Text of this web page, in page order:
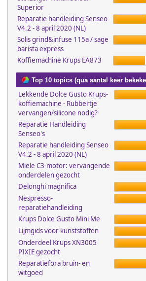
Superior
Reparatie handleiding Senseo
V4.2 - 8 april 2020 (NL)
Solis grind&infuse 115a / sage
barista express
Koffiemachine Krups EA873
Top 10 topics (qua aantal keer
Lekkende Dolce Gusto Krups-
koffiemachine - Rubbertje
vervangen/silicone nodig?
Reparatie Handleiding
Senseo's
Reparatie handleiding Senseo
V4.2 - 8 april 2020 (NL)
Miele C3-motor: vervangende
onderdelen gezocht
Delonghi magnifica
Nespresso-
reparatiehandleiding
Krups Dolce Gusto Mini Me
Lijmgids voor kunststoffen
Onderdeel Krups XN3005
PIXIE gezocht
Reparatiefora bruin- en
witgoed